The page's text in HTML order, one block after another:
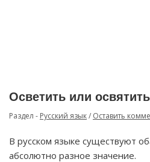
Осветить или
Раздел - Русский язык/ Оставить
В русском языке существуют
абсолютно разное значение.